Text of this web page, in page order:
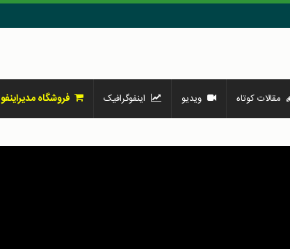
مقالات کوتاه ویدیو اینفوگرافیک فروشگاه مدیراینفو